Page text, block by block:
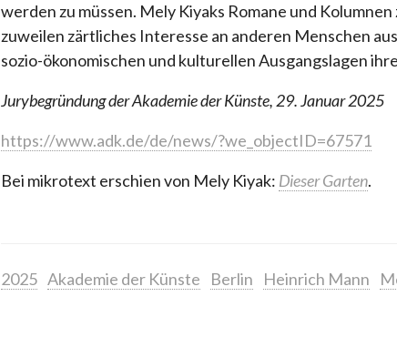
werden zu müssen. Mely Kiyaks Romane und
zuweilen zärtliches Interesse an anderen Menschen
sozio-ökonomischen und kulturellen Ausgangslagen
Jurybegründung der Akademie der Künste, 29. Januar 2025
https://www.adk.de/de/news/?we_objectID=67571
Bei mikrotext erschien von Mely Kiyak: Dieser Garten.
2025 Akademie der Künste Berlin Heinrich Mann